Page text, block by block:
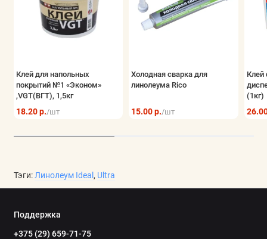
Клей для напольных
покрытий №1 «Эконом»
,VGT(ВГТ), 1,5кг
18.20 р./шт
Холодная сварка для
линолеума Rico
15.00 р./шт
Клей
(1кг)
Тэги:Линолеум Ideal , Ultra
Поддержка
+375 (29) 659-71-75